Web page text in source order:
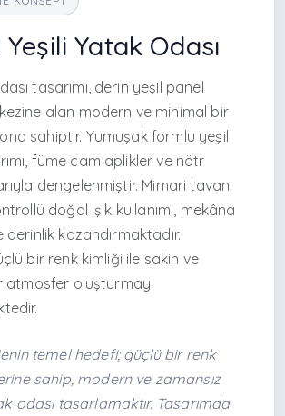
Yatak Odası
tasarımı, derin yeşil panel
alan modern ve minimal bir
sahiptir. Yumuşak formlu yeşil
füme cam aplikler ve nötr
dengelenmiştir. Mimari tavan
doğal ışık kullanımı, mekâna
kazandırmaktadır.
bir renk kimliği ile sakin ve
atmosfer oluşturmayı
temel hedefi; güçlü bir renk
sahip, modern ve zamansız
odası tasarlamaktır. Tasarımda